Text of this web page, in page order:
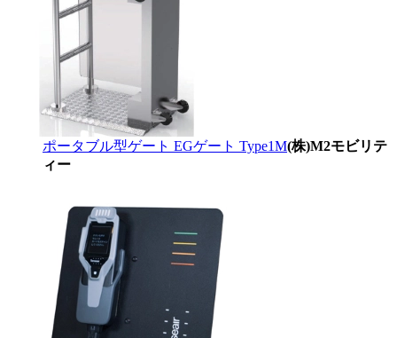
ポータブル型ゲート EGゲート Type1M(株)M2モビリテ
ィー